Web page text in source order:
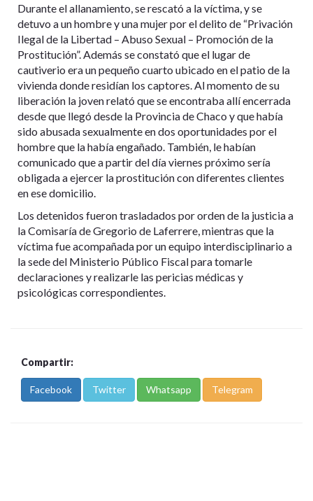
Durante el allanamiento, se rescató a la víctima, y se
detuvo a un hombre y una mujer por el delito de “Privación
Ilegal de la Libertad – Abuso Sexual – Promoción de la
Prostitución”. Además se constató que el lugar de
cautiverio era un pequeño cuarto ubicado en el patio de la
vivienda donde residían los captores. Al momento de su
liberación la joven relató que se encontraba allí encerrada
desde que llegó desde la Provincia de Chaco y que había
sido abusada sexualmente en dos oportunidades por el
hombre que la había engañado. También, le habían
comunicado que a partir del día viernes próximo sería
obligada a ejercer la prostitución con diferentes clientes
en ese domicilio.
Los detenidos fueron trasladados por orden de la justicia a
la Comisaría de Gregorio de Laferrere, mientras que la
víctima fue acompañada por un equipo interdisciplinario a
la sede del Ministerio Público Fiscal para tomarle
declaraciones y realizarle las pericias médicas y
psicológicas correspondientes.
Compartir:
Facebook Twitter Whatsapp Telegram